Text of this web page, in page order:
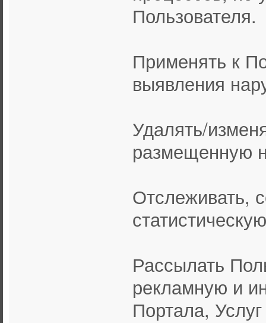
Пользователя.
Применять к
выявления
Удалять/
размещенную
Отслеживать,
Рассылать
рекламную и
Портала,